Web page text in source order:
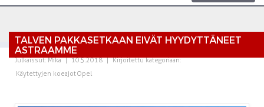
TALVEN PAKKASETKAAN EIVÄT HYYDYTTÄNEET
ASTRAAMME
Julkaissut:Mika | 10.5.2018 | Kirjoitettu kategoriaan:
Käytettyjen koeajotOpel